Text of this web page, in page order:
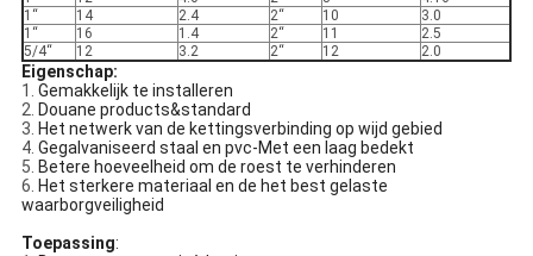
1“
14 2.4 2“ 10
3.0
1“
16 1.4 2“ 11
2.5
5/4“
12 3.2 2“ 12 2.0
Eigenschap:
1. Gemakkelijk te installeren
2. Douane products&standard
3. Het netwerk van de kettingsverbinding op wijd gebied
4. Gegalvaniseerd staal en pvc-Met een laag bedekt
5. Betere hoeveelheid om de roest te verhinderen
6. Het sterkere materiaal en de het best gelaste
waarborgveiligheid
Toepassing: